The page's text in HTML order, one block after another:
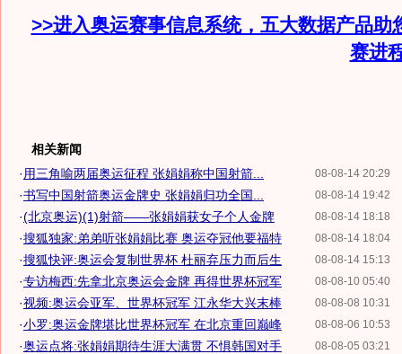
>>进入奥运赛事信息系统，五大数据产品助
赛进
相关新闻
08-08-14 20:29
· 用三角喻两届奥运征程 张娟娟称中国射箭...
08-08-14 19:42
·书写中国射箭奥运金牌史 张娟娟归功全国...
08-08-14 18:18
·(北京奥运)(1)射箭——张娟娟获女子个人金牌
08-08-14 18:04
·搜狐独家:弟弟听张娟娟比赛 奥运夺冠他要福特
08-08-14 15:13
·搜狐快评:奥运会复制世界杯 杜丽弃压力而后生
08-08-10 05:40
·专访梅西:先拿北京奥运会金牌 再得世界杯冠军
08-08-08 10:31
·视频:奥运会亚军、世界杯冠军 江永华大兴末棒
08-08-06 10:53
·小罗:奥运金牌堪比世界杯冠军 在北京重回巅峰
08-08-05 03:21
·奥运点将:张娟娟期待生涯大满贯 不惧韩国对手